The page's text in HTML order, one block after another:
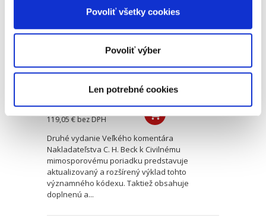
Povoliť všetky cookies
Povoliť výber
Len potrebné cookies
Komentár. 2.
Romana Smyčková,Marek Števček,Alexandra Löwy
125,00 € s DPH
119,05 €bez DPH
Druhé vydanie Veľkého komentára
Nakladateľstva C. H. Beck k Civilnému
mimosporovému poriadku predstavuje
aktualizovaný a rozšírený výklad tohto
významného kódexu. Taktiež obsahuje
doplnenú a...